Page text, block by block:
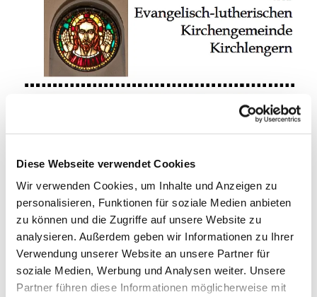
Diese Webseite verwendet Cookies
Wir verwenden Cookies, um Inhalte und Anzeigen zu
personalisieren, Funktionen für soziale Medien anbieten
zu können und die Zugriffe auf unsere Website zu
analysieren. Außerdem geben wir Informationen zu Ihrer
Verwendung unserer Website an unsere Partner für
soziale Medien, Werbung und Analysen weiter. Unsere
Partner führen diese Informationen möglicherweise mit